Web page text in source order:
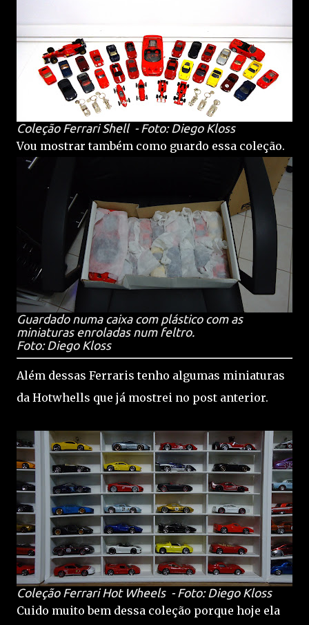
Coleção Ferrari Shell - Foto: Diego Kloss
Vou mostrar também como guardo essa coleção.
Guardado numa caixa com plástico com as
miniaturas enroladas num feltro.
Foto: Diego Kloss
Além dessas Ferraris tenho algumas miniaturas
da Hotwhells que já mostrei no post anterior.
Coleção Ferrari Hot Wheels - Foto: Diego Kloss
Cuido muito bem dessa coleção porque hoje ela